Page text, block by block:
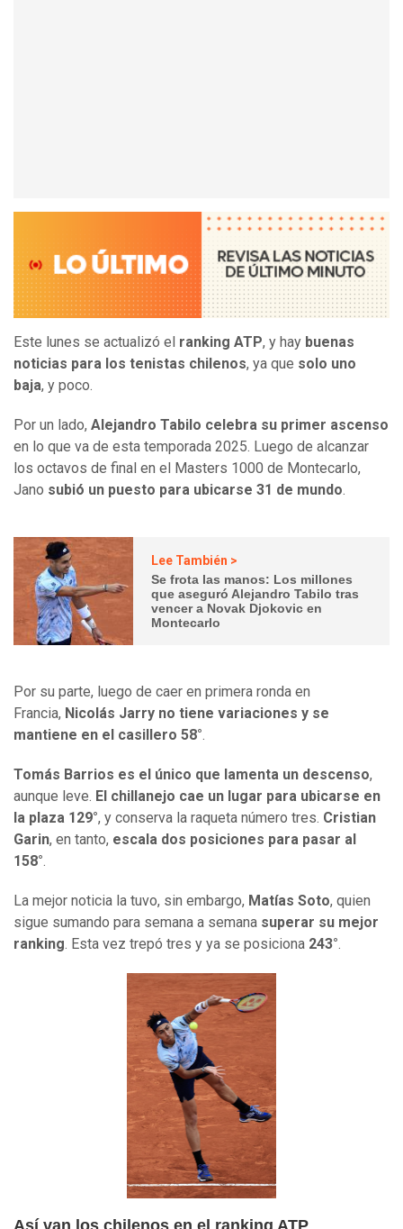
Este lunes se actualizó el ranking ATP, y hay buenas
noticias para los tenistas chilenos, ya que solo uno
baja, y poco.
Por un lado, Alejandro Tabilo celebra su primer ascenso
en lo que va de esta temporada 2025. Luego de alcanzar
los octavos de final en el Masters 1000 de Montecarlo,
Jano subió un puesto para ubicarse 31 de mundo.
Lee También >
Se frota las manos: Los millones
que aseguró Alejandro Tabilo tras
vencer a Novak Djokovic en
Montecarlo
Por su parte, luego de caer en primera ronda en
Francia, Nicolás Jarry no tiene variaciones y se
mantiene en el casillero 58°.
Tomás Barrios es el único que lamenta un descenso,
aunque leve. El chillanejo cae un lugar para ubicarse en
la plaza 129°, y conserva la raqueta número tres. Cristian
Garin, en tanto, escala dos posiciones para pasar al
158°.
La mejor noticia la tuvo, sin embargo, Matías Soto, quien
sigue sumando para semana a semana superar su mejor
ranking. Esta vez trepó tres y ya se posiciona 243°.